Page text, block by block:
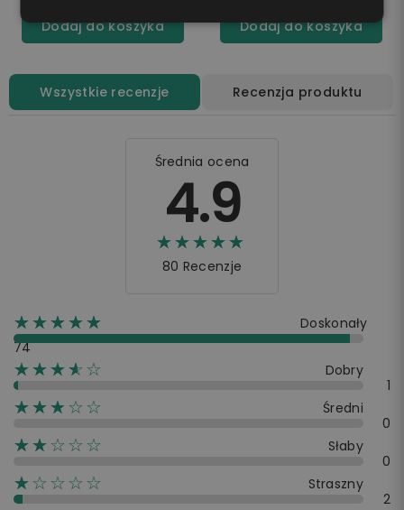
Dodaj do koszyka Dodaj do koszyka
Wszystkie recenzje Recenzja produktu
Średnia ocena
4.9
☆☆☆☆☆
★★★★★
80 Recenzje
☆☆☆☆☆
★★★★★
Doskonały
74
☆☆☆☆☆
★★★★
Dobry
1
☆☆☆☆☆
★★★
Średni
0
☆☆☆☆☆
★★
Słaby
0
☆☆☆☆☆
★
Straszny
2